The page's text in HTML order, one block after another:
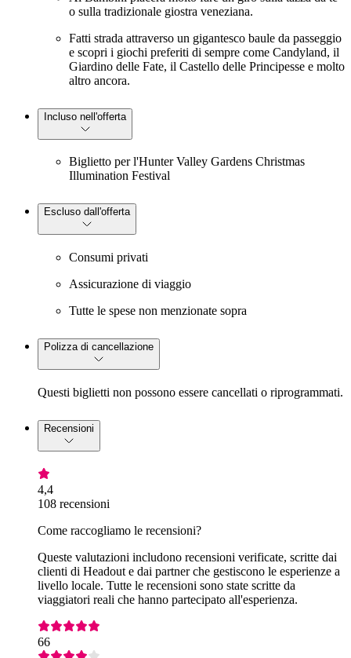
o sulla tradizionale giostra veneziana.
Fatti strada attraverso un gigantesco baule da passeggio
e scopri i giochi preferiti di sempre come Candyland, il
Giardino delle Fate, il Castello delle Principesse e molto
altro ancora.
Incluso nell'offerta
Biglietto per l'Hunter Valley Gardens Christmas
Illumination Festival
Escluso dall'offerta
Consumi privati
Assicurazione di viaggio
Tutte le spese non menzionate sopra
Polizza di cancellazione
Questi biglietti non possono essere cancellati o riprogrammati.
Recensioni
4,4
108 recensioni
Come raccogliamo le recensioni?
Queste valutazioni includono recensioni verificate, scritte dai
clienti di Headout e dai partner che gestiscono le esperienze a
livello locale. Tutte le recensioni sono state scritte da
viaggiatori reali che hanno partecipato all'esperienza.
66